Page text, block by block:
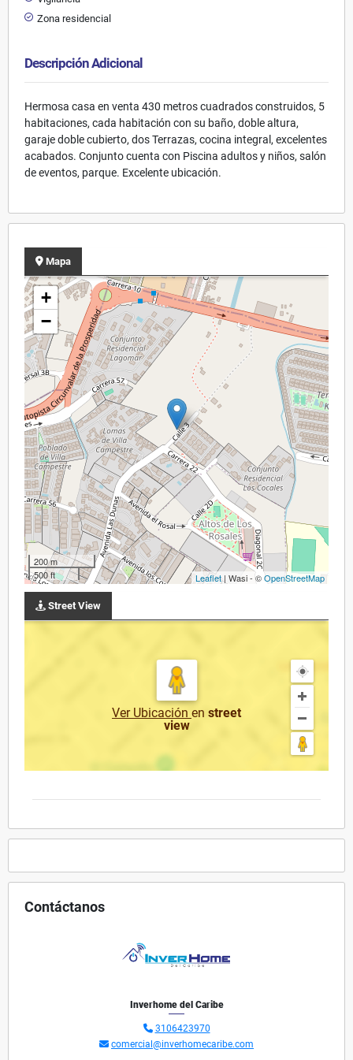
Zona residencial
Descripción Adicional
Hermosa casa en venta 430 metros cuadrados construidos, 5
habitaciones, cada habitación con su baño, doble altura,
garaje doble cubierto, dos Terrazas, cocina integral, excelentes
acabados. Conjunto cuenta con Piscina adultos y niños, salón
de eventos, parque. Excelente ubicación.
Mapa
+
−
200 m
500 ft
Leaflet | Wasi - ©OpenStreetMap
Street View
Ver Ubicación en street
view
Contáctanos
Inverhome del Caribe
3106423970
comercial@inverhomecaribe.com